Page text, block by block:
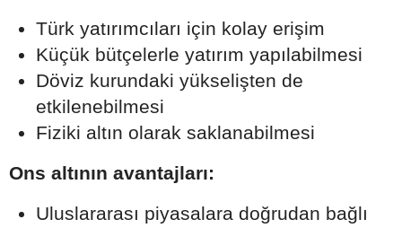
Türk yatırımcıları için kolay erişim
Küçük bütçelerle yatırım yapılabilmesi
Döviz kurundaki yükselişten de
etkilenebilmesi
Fiziki altın olarak saklanabilmesi
Ons altının avantajları:
Uluslararası piyasalara doğrudan bağlı